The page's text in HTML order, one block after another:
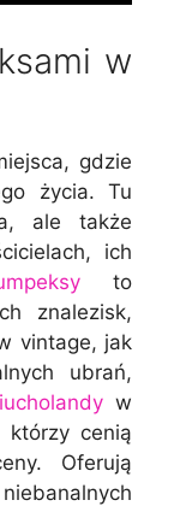
w
gdzie
życia. Tu
ale także
ich
to
znalezisk,
vintage, jak
ubrań,
w
którzy cenią
Oferują